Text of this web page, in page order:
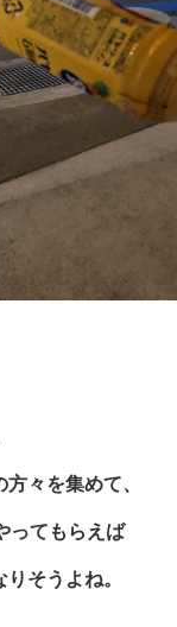
々を集めて、
ってもらえば
そうよね。